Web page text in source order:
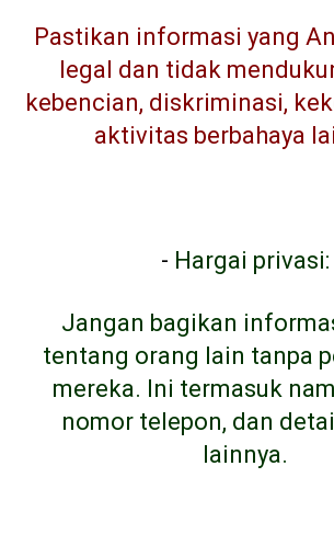
Pastikan informasi yang
legal dan tidak
kebencian, diskriminasi,
aktivitas berbahaya
- Hargai privasi:
Jangan bagikan
tentang orang lain tanpa
mereka. Ini termasuk
nomor telepon, dan
lainnya.